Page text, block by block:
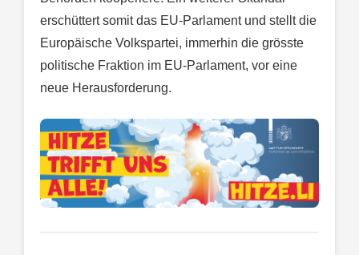
erschüttert somit das EU-Parlament und stellt die
Europäische Volkspartei, immerhin die grösste
politische Fraktion im EU-Parlament, vor eine
neue Herausforderung.